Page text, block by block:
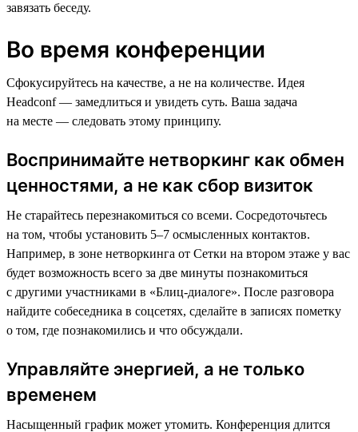
завязать беседу.
Во время конференции
Сфокусируйтесь на качестве, а не на количестве. Идея
Headсonf — замедлиться и увидеть суть. Ваша задача
на месте — следовать этому принципу.
Воспринимайте нетворкинг как обмен
ценностями, а не как сбор визиток
Не старайтесь перезнакомиться со всеми. Сосредоточьтесь
на том, чтобы установить 5–7 осмысленных контактов.
Например, в зоне нетворкинга от Сетки на втором этаже у вас
будет возможность всего за две минуты познакомиться
с другими участниками в «Блиц-диалоге». После разговора
найдите собеседника в соцсетях, сделайте в записях пометку
о том, где познакомились и что обсуждали.
Управляйте энергией, а не только
временем
Насыщенный график может утомить. Конференция длится